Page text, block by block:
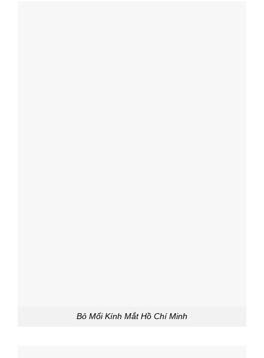
Bỏ Mối Kính Mắt Hồ Chí Minh